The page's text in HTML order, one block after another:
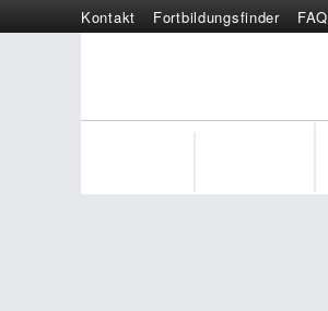
Kontakt Fortbildungsfinder
FAQ
Online anmelden
Wertgutschein